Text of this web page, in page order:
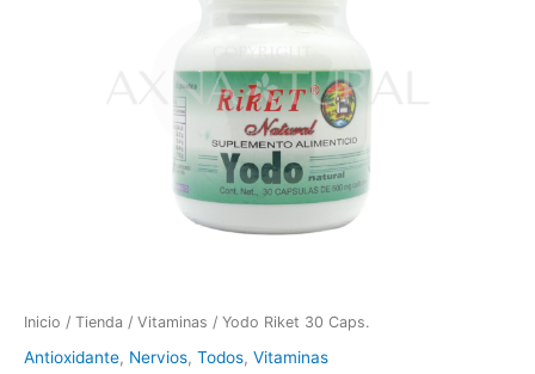
Inicio / Tienda / Vitaminas / Yodo Riket 30 Caps.
Antioxidante, Nervios, Todos, Vitaminas